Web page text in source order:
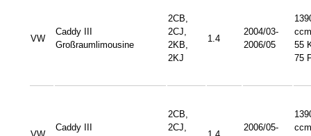
VW
Caddy III
Großraumlimousine
2CB,
2CJ,
2KB,
2KJ
1.4
2004/03-
2006/05
55
75
Caddy III
2CB,
2CJ,
2006/05-